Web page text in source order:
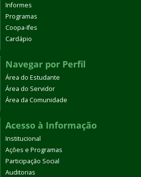
Informes
Programas
Coopa-Ifes
Cardápio
Navegar por Perfil
Área do Estudante
Área do Servidor
Área da Comunidade
Acesso à Informação
Institucional
Ações e Programas
Participação Social
Auditorias